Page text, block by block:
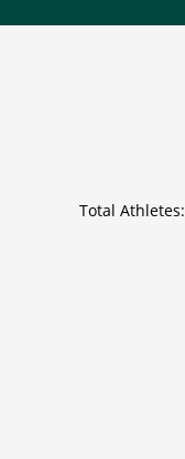
Total Athletes: